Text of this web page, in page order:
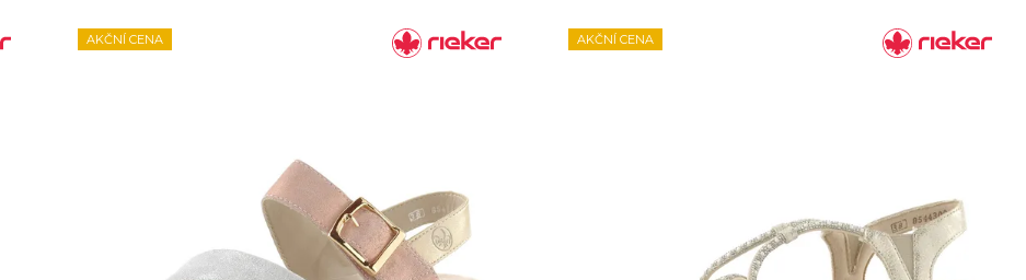
AKČNÍ CENA AKČNÍ CENA